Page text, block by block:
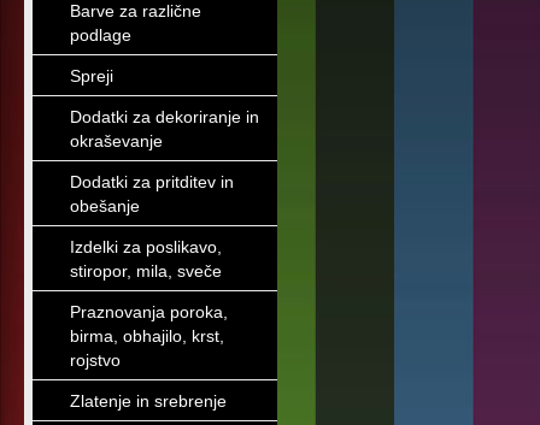
Barve za različne
podlage
Spreji
Dodatki za dekoriranje in
okraševanje
Dodatki za pritditev in
obešanje
Izdelki za poslikavo,
stiropor, mila, sveče
Praznovanja poroka,
birma, obhajilo, krst,
rojstvo
Zlatenje in srebrenje